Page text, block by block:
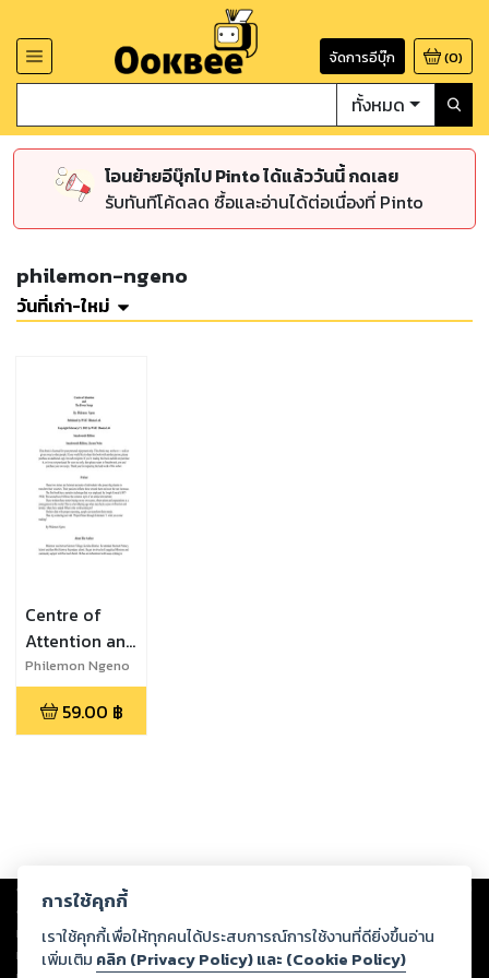
จัดการอีบุ๊ก (0)
ทั้งหมด
โอนย้ายอีบุ๊กไป Pinto ได้แล้ววันนี้ กดเลย
รับทันทีโค้ดลด ซื้อและอ่านได้ต่อเนื่องที่ Pinto
philemon-ngeno
วันที่เก่า-ใหม่
Centre of
Attention and
The Power
Surge
Philemon Ngeno
59.00 ฿
Copyright © 2026
ต่อผลงานหรือเนื้อหาใดที่อัปโหลดผ่านเว็บไซต์และปรากฏว่าละเมิดสิทธิใน
ทรัพย์สินทางปัญญาของบุคคลอื่นหรือขัดต่อกฎหมายและศีลธรรม ดังนั้น ผู้อ่าน
ทุกท่านโปรดใช้วิจารณญาณในการกลั่นกรองด้วยตนเอง และหากท่านพบว่าส่วน
การใช้คุกกี้
เราใช้คุกกี้เพื่อให้ทุกคนได้ประสบการณ์การใช้งานที่ดียิ่งขึ้นอ่าน
เพิ่มเติม คลิก (Privacy Policy) และ (Cookie Policy)